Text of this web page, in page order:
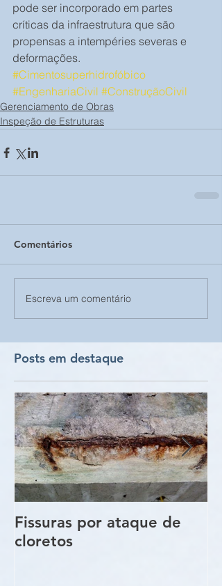
pode ser incorporado em partes
críticas da infraestrutura que são
propensas a intempéries severas e
deformações.
#Cimentosuperhidrofóbico
#EngenhariaCivil #ConstruçãoCivil
Gerenciamento de Obras
Inspeção de Estruturas
Comentários
Escreva um comentário
Posts em destaque
Fissuras por ataque de
cloretos